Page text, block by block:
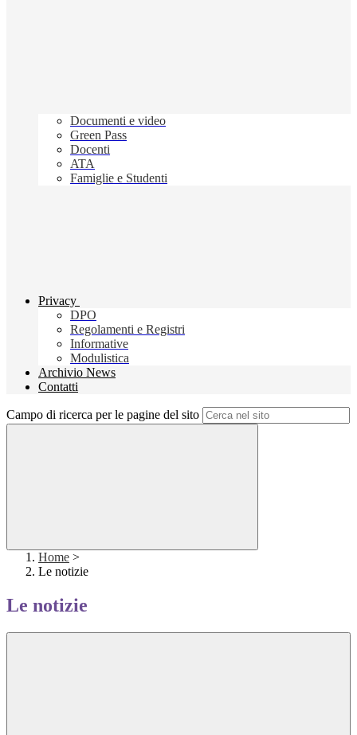
Documenti e video
Green Pass
Docenti
ATA
Famiglie e Studenti
Privacy
DPO
Regolamenti e Registri
Informative
Modulistica
Archivio News
Contatti
Campo di ricerca per le pagine del sito
Home >
Le notizie
Le notizie